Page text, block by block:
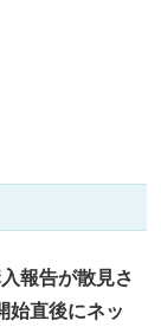
報告が散見さ
始直後にネッ